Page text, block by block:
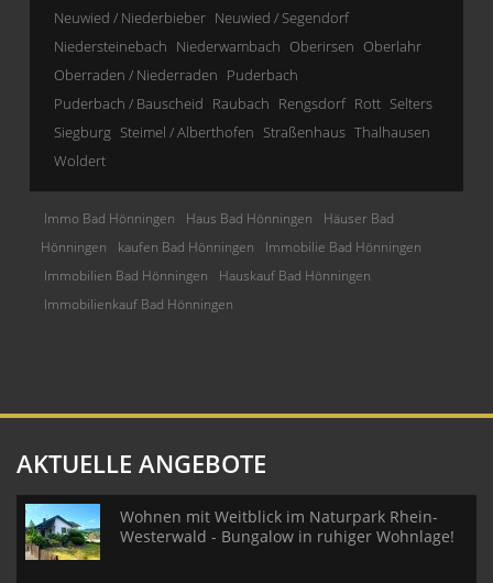
Neuwied / Niederbieber Neuwied / Segendorf
Niedersteinebach Niederwambach Oberirsen Oberlahr
Oberraden / Niederraden Puderbach
Puderbach / Bauscheid Raubach Rengsdorf Rott Selters
Siegburg Steimel / Alberthofen Straßenhaus Thalhausen
Woldert
Immo Bad Hönningen Haus Bad Hönningen
Häuser Bad
Hönningen
kaufen Bad Hönningen
Immobilie Bad Hönningen
Immobilien Bad Hönningen
Hauskauf Bad Hönningen
Immobilienkauf Bad Hönningen
AKTUELLE ANGEBOTE
Wohnen mit Weitblick im Naturpark Rhein-
Westerwald - Bungalow in ruhiger Wohnlage!